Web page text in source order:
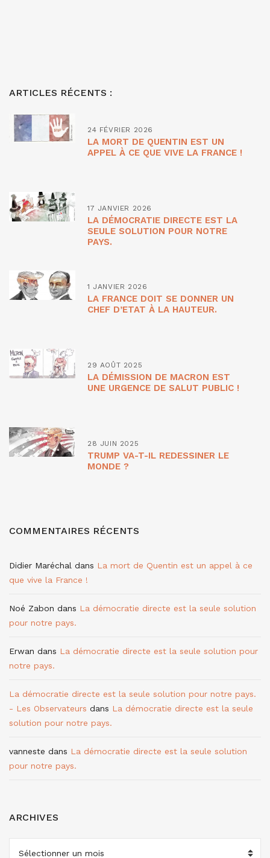
ARTICLES RÉCENTS :
24 FÉVRIER 2026
LA MORT DE QUENTIN EST UN
APPEL À CE QUE VIVE LA FRANCE !
17 JANVIER 2026
LA DÉMOCRATIE DIRECTE EST LA
SEULE SOLUTION POUR NOTRE
PAYS.
1 JANVIER 2026
LA FRANCE DOIT SE DONNER UN
CHEF D’ETAT À LA HAUTEUR.
29 AOÛT 2025
LA DÉMISSION DE MACRON EST
UNE URGENCE DE SALUT PUBLIC !
28 JUIN 2025
TRUMP VA-T-IL REDESSINER LE
MONDE ?
COMMENTAIRES RÉCENTS
Didier Maréchal dans La mort de Quentin est un appel à ce
que vive la France !
Noé Zabon dans La démocratie directe est la seule solution
pour notre pays.
Erwan dans La démocratie directe est la seule solution pour
notre pays.
La démocratie directe est la seule solution pour notre pays.
- Les Observateurs dans La démocratie directe est la seule
solution pour notre pays.
vanneste dans La démocratie directe est la seule solution
pour notre pays.
ARCHIVES
ARCHIVES